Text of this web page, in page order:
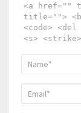
<a href=""
title="">
<code>
<s>